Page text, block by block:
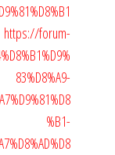
https://forum-
83%D8%A9-
%B1-